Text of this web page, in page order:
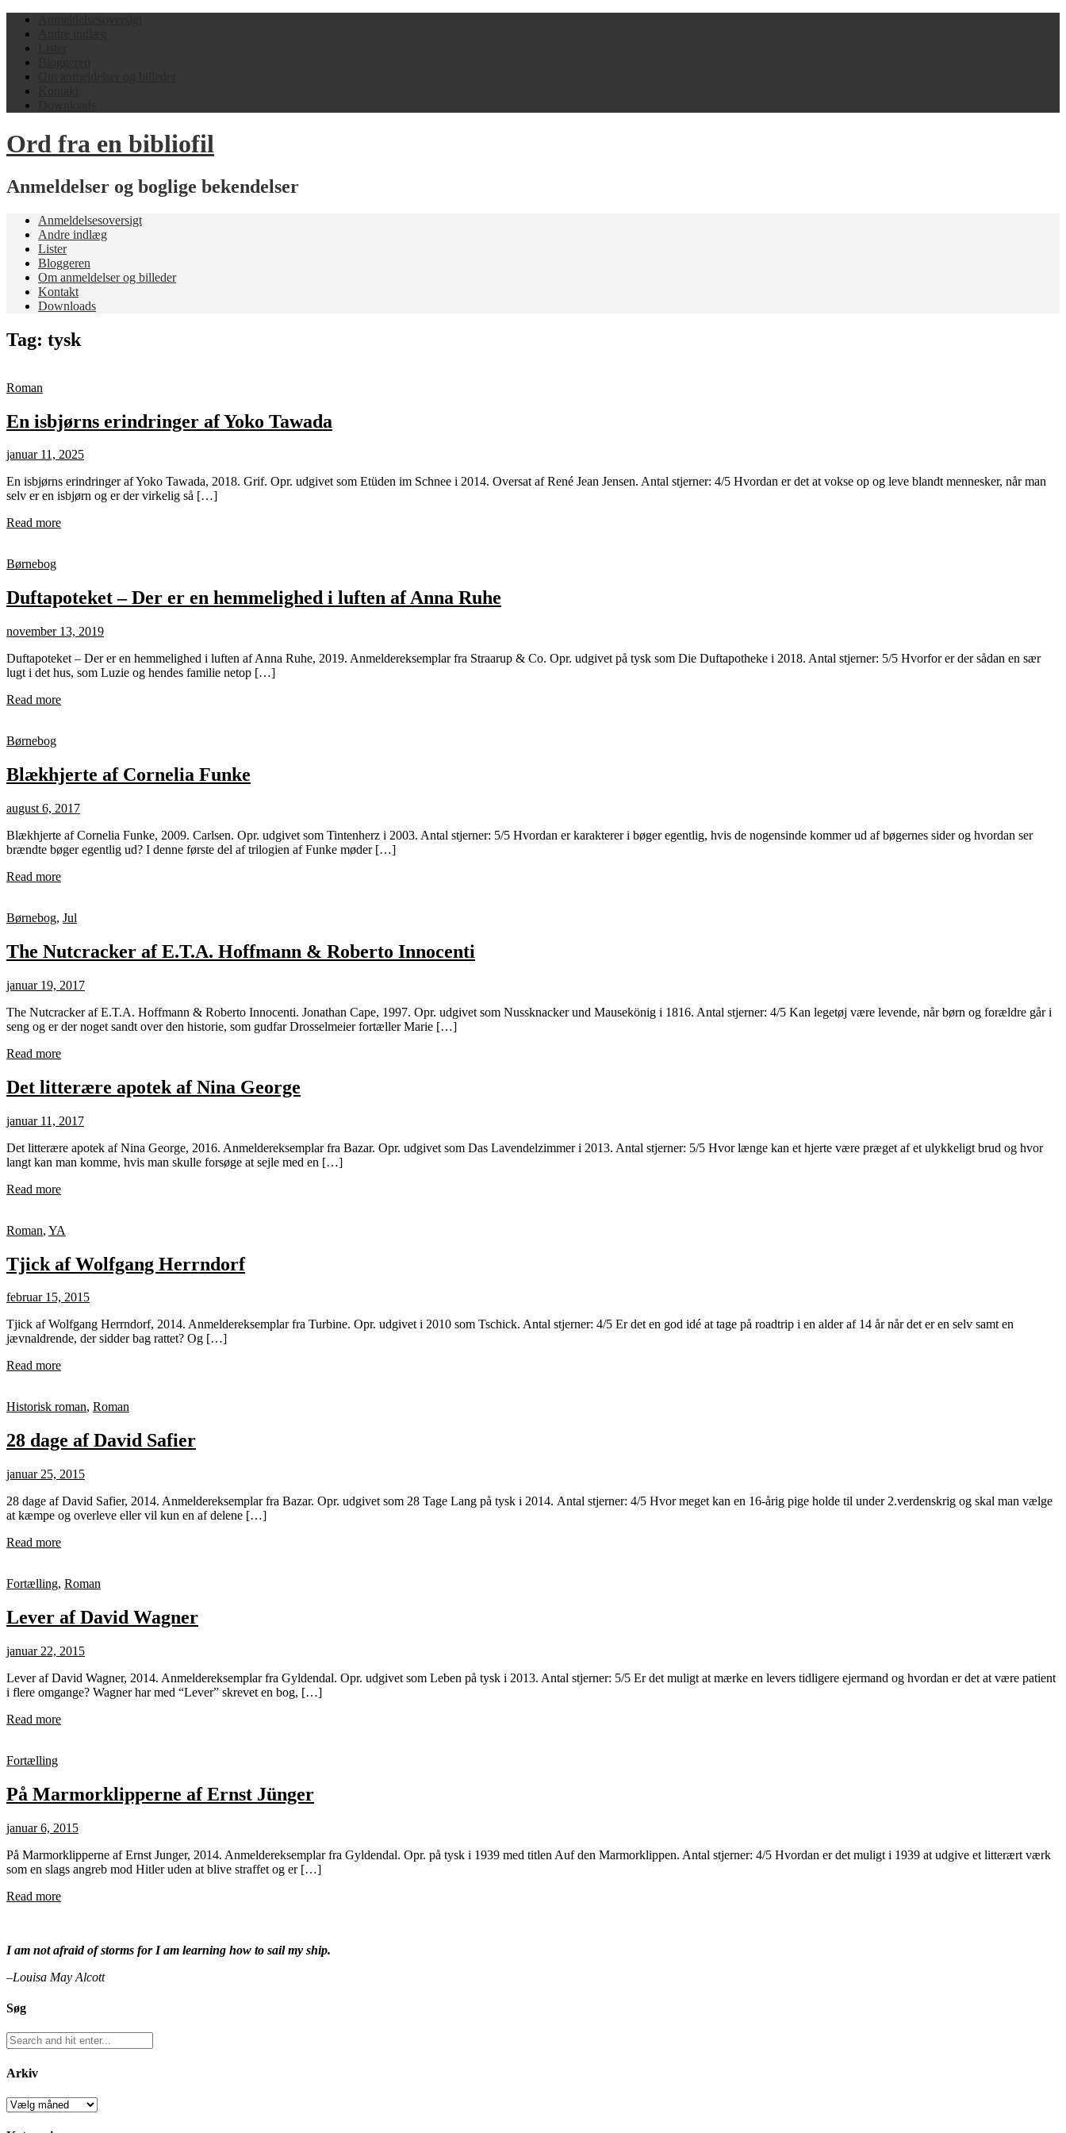
Ord fra en bibliofil
Anmeldelser og boglige bekendelser
Anmeldelsesoversigt
Andre indlæg
Lister
Bloggeren
Om anmeldelser og billeder
Kontakt
Downloads
Tag: tysk
Roman
En isbjørns erindringer af Yoko Tawada
januar 11, 2025
En isbjørns erindringer af Yoko Tawada, 2018. Grif. Opr. udgivet som Etüden im Schnee i 2014. Oversat af René Jean Jensen. Antal stjerner: 4/5 Hvordan er det at vokse op og leve blandt mennesker, når man
selv er en isbjørn og er der virkelig så […]
Read more
Børnebog
Duftapoteket – Der er en hemmelighed i luften af Anna Ruhe
november 13, 2019
Duftapoteket – Der er en hemmelighed i luften af Anna Ruhe, 2019. Anmeldereksemplar fra Straarup & Co. Opr. udgivet på tysk som Die Duftapotheke i 2018. Antal stjerner: 5/5 Hvorfor er der sådan en sær
lugt i det hus, som Luzie og hendes familie netop […]
Read more
Børnebog
Blækhjerte af Cornelia Funke
august 6, 2017
Blækhjerte af Cornelia Funke, 2009. Carlsen. Opr. udgivet som Tintenherz i 2003. Antal stjerner: 5/5 Hvordan er karakterer i bøger egentlig, hvis de nogensinde kommer ud af bøgernes sider og hvordan ser
brændte bøger egentlig ud? I denne første del af trilogien af Funke møder […]
Read more
Børnebog, Jul
The Nutcracker af E.T.A. Hoffmann & Roberto Innocenti
januar 19, 2017
The Nutcracker af E.T.A. Hoffmann & Roberto Innocenti. Jonathan Cape, 1997. Opr. udgivet som Nussknacker und Mausekönig i 1816. Antal stjerner: 4/5 Kan legetøj være levende, når børn og forældre går i
seng og er der noget sandt over den historie, som gudfar Drosselmeier fortæller Marie […]
Read more
Det litterære apotek af Nina George
januar 11, 2017
Det litterære apotek af Nina George, 2016. Anmeldereksemplar fra Bazar. Opr. udgivet som Das Lavendelzimmer i 2013. Antal stjerner: 5/5 Hvor længe kan et hjerte være præget af et ulykkeligt brud og hvor
langt kan man komme, hvis man skulle forsøge at sejle med en […]
Read more
Roman, YA
Tjick af Wolfgang Herrndorf
februar 15, 2015
Tjick af Wolfgang Herrndorf, 2014. Anmeldereksemplar fra Turbine. Opr. udgivet i 2010 som Tschick. Antal stjerner: 4/5 Er det en god idé at tage på roadtrip i en alder af 14 år når det er en selv samt en
jævnaldrende, der sidder bag rattet? Og […]
Read more
Historisk roman, Roman
28 dage af David Safier
januar 25, 2015
28 dage af David Safier, 2014. Anmeldereksemplar fra Bazar. Opr. udgivet som 28 Tage Lang på tysk i 2014. Antal stjerner: 4/5 Hvor meget kan en 16-årig pige holde til under 2.verdenskrig og skal man vælge
at kæmpe og overleve eller vil kun en af delene […]
Read more
Fortælling, Roman
Lever af David Wagner
januar 22, 2015
Lever af David Wagner, 2014. Anmeldereksemplar fra Gyldendal. Opr. udgivet som Leben på tysk i 2013. Antal stjerner: 5/5 Er det muligt at mærke en levers tidligere ejermand og hvordan er det at være patient
i flere omgange? Wagner har med “Lever” skrevet en bog, […]
Read more
Fortælling
På Marmorklipperne af Ernst Jünger
januar 6, 2015
På Marmorklipperne af Ernst Junger, 2014. Anmeldereksemplar fra Gyldendal. Opr. på tysk i 1939 med titlen Auf den Marmorklippen. Antal stjerner: 4/5 Hvordan er det muligt i 1939 at udgive et litterært værk
som en slags angreb mod Hitler uden at blive straffet og er […]
Read more
I am not afraid of storms for I am learning how to sail my ship.
–Louisa May Alcott
Søg
Arkiv
Arkiv